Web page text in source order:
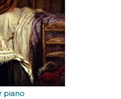
piano